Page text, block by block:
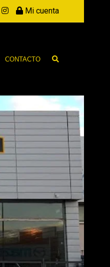
Mi cuenta
CONTACTO